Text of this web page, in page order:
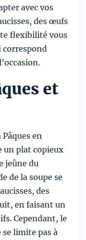
avec vos
des œufs
flexibilité vous
correspond
et
en
un plat copieux
jeûne du
de la soupe se
des
en faisant un
Cependant, le
limite pas à